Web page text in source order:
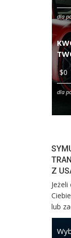
dla
dla
Z
lub